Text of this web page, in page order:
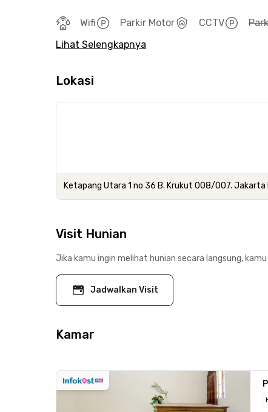
Wifi Parkir Motor CCTV
Lihat Selengkapnya
Lokasi
Ketapang Utara 1 no 36 B. Krukut 008/007. Jakarta
Visit Hunian
Jika kamu ingin melihat hunian secara langsung,
Jadwalkan Visit
Kamar